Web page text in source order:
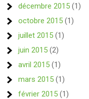
décembre 2015 (1)
octobre 2015 (1)
juillet 2015 (1)
juin 2015 (2)
avril 2015 (1)
mars 2015 (1)
février 2015 (1)